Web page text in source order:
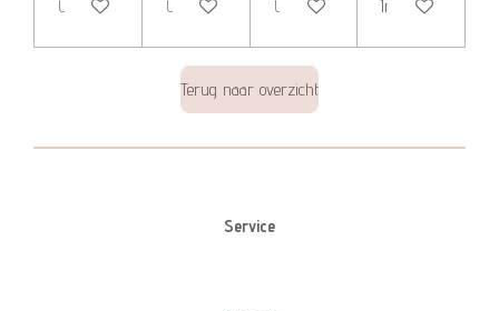
Uitverkocht Uitverkocht Uitverkocht In winkelwagen
Terug naar overzicht
Service